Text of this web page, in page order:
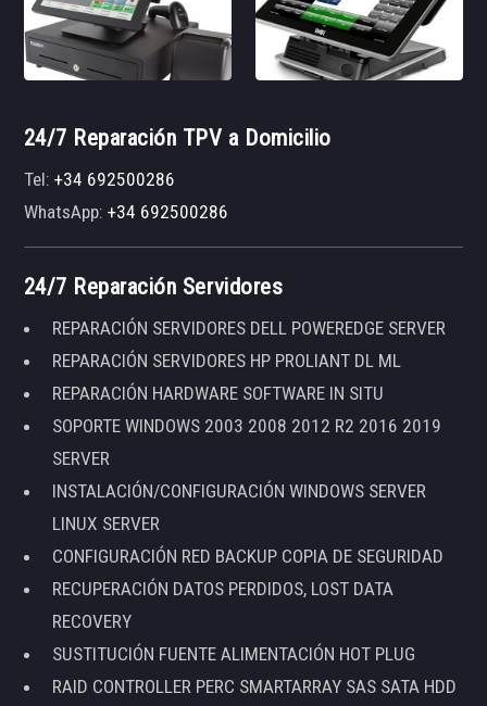
24/7 Reparación TPV a Domicilio
Tel:+34 692500286
WhatsApp:+34 692500286
24/7 Reparación Servidores
REPARACIÓN SERVIDORES DELL POWEREDGE SERVER
REPARACIÓN SERVIDORES HP PROLIANT DL ML
REPARACIÓN HARDWARE SOFTWARE IN SITU
SOPORTE WINDOWS 2003 2008 2012 R2 2016 2019
SERVER
INSTALACIÓN/CONFIGURACIÓN WINDOWS SERVER
LINUX SERVER
CONFIGURACIÓN RED BACKUP COPIA DE SEGURIDAD
RECUPERACIÓN DATOS PERDIDOS, LOST DATA
RECOVERY
SUSTITUCIÓN FUENTE ALIMENTACIÓN HOT PLUG
RAID CONTROLLER PERC SMARTARRAY SAS SATA HDD